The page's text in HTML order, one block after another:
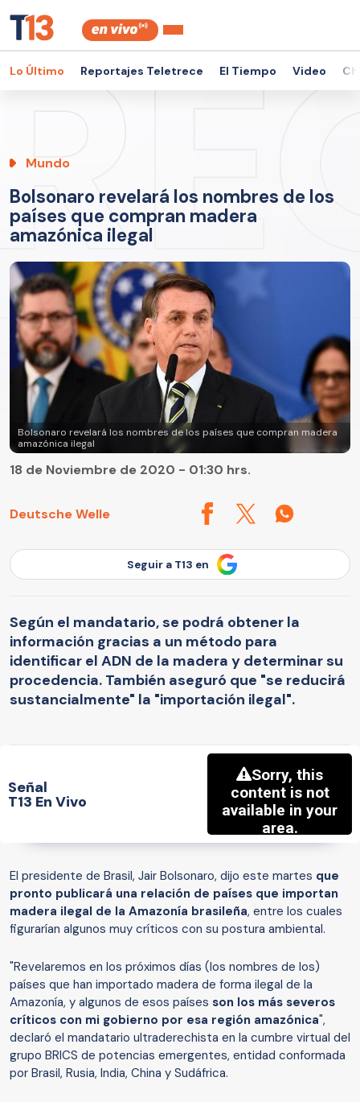
Lo Último Reportajes Teletrece El Tiempo Video
Mundo
Bolsonaro revelará los nombres de los
países que compran madera
amazónica ilegal
Bolsonaro revelará los nombres de los países que compran madera
amazónica ilegal
Deutsche Welle
18 de Noviembre de 2020 - 01:30 hrs.
Seguir a T13 en
Según el mandatario, se podrá obtener la
información gracias a un método para
identificar el ADN de la madera y determinar su
procedencia. También aseguró que "se reducirá
sustancialmente" la "importación ilegal".
Señal
T13 En Vivo
El presidente de Brasil, Jair Bolsonaro, dijo este martes que
pronto publicará una relación de países que importan
madera ilegal de la Amazonía brasileña, entre los cuales
figurarían algunos muy críticos con su postura ambiental.
"Revelaremos en los próximos días (los nombres de los)
países que han importado madera de forma ilegal de la
Amazonía, y algunos de esos países son los más severos
críticos con mi gobierno por esa región amazónica",
declaró el mandatario ultraderechista en la cumbre virtual del
grupo BRICS de potencias emergentes, entidad conformada
por Brasil, Rusia, India, China y Sudáfrica.